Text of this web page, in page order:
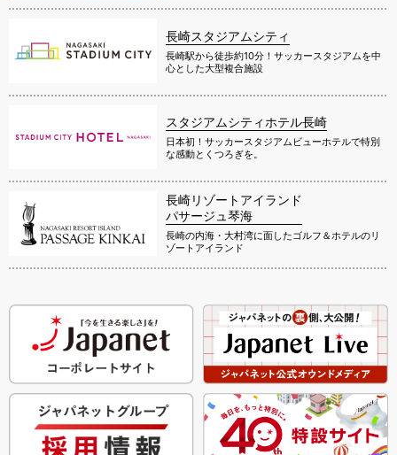
長崎スタジアムシティ
長崎駅から徒歩約10分！サッカースタジアムを中
心とした大型複合施設
スタジアムシティホテル長崎
日本初！サッカースタジアムビューホテルで特別
な感動とくつろぎを。
長崎リゾートアイランド
パサージュ琴海
長崎の内海・大村湾に面したゴルフ＆ホテルのリ
ゾートアイランド